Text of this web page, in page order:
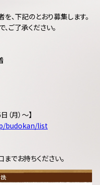
、下記のとおり募集します。
ご了承ください。
月）～】
budokan/list
でお持ちください。